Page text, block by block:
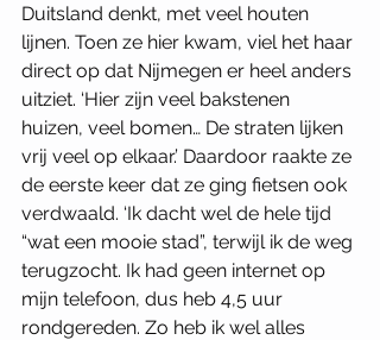
Duitsland denkt, met veel houten
lijnen. Toen ze hier kwam, viel het haar
direct op dat Nijmegen er heel anders
uitziet. ‘Hier zijn veel bakstenen
huizen, veel bomen… De straten lijken
vrij veel op elkaar.’ Daardoor raakte ze
de eerste keer dat ze ging fietsen ook
verdwaald. ‘Ik dacht wel de hele tijd
“wat een mooie stad”, terwijl ik de weg
terugzocht. Ik had geen internet op
mijn telefoon, dus heb 4,5 uur
rondgereden. Zo heb ik wel alles